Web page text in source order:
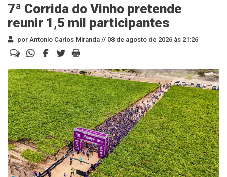
7ª Corrida do Vinho pretende
reunir 1,5 mil participantes
por Antonio Carlos Miranda // 08 de agosto de 2026 às 21:26